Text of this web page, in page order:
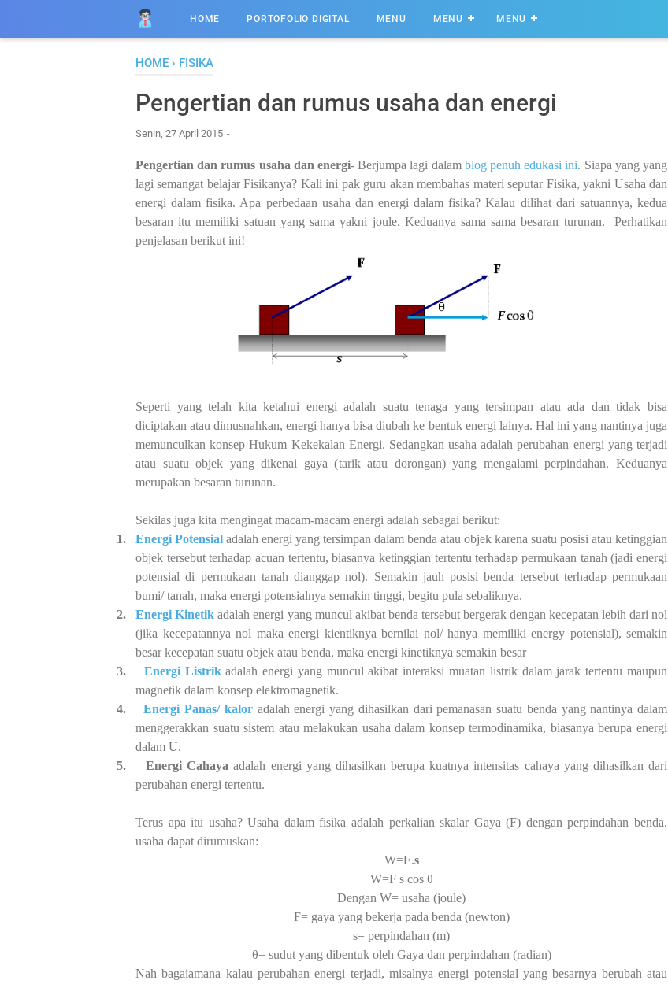
HOME PORTOFOLIO DIGITAL MENU MENU MENU
HOME › FISIKA
Pengertian dan rumus usaha dan energi
Senin, 27 April 2015
Pengertian dan rumus usaha dan energi- Berjumpa lagi dalam blog penuh edukasi ini. Siapa yang yang
lagi semangat belajar Fisikanya? Kali ini pak guru akan membahas materi seputar Fisika, yakni Usaha dan
energi dalam fisika. Apa perbedaan usaha dan energi dalam fisika? Kalau dilihat dari satuannya, kedua
besaran itu memiliki satuan yang sama yakni joule. Keduanya sama sama besaran turunan. Perhatikan
penjelasan berikut ini!
Seperti yang telah kita ketahui energi adalah suatu tenaga yang tersimpan atau ada dan tidak bisa
diciptakan atau dimusnahkan, energi hanya bisa diubah ke bentuk energi lainya. Hal ini yang nantinya juga
memunculkan konsep Hukum Kekekalan Energi. Sedangkan usaha adalah perubahan energi yang terjadi
atau suatu objek yang dikenai gaya (tarik atau dorongan) yang mengalami perpindahan. Keduanya
merupakan besaran turunan.
Sekilas juga kita mengingat macam-macam energi adalah sebagai berikut:
1.
Energi Potensial adalah energi yang tersimpan dalam benda atau objek karena suatu posisi atau ketinggian
objek tersebut terhadap acuan tertentu, biasanya ketinggian tertentu terhadap permukaan tanah (jadi energi
potensial di permukaan tanah dianggap nol). Semakin jauh posisi benda tersebut terhadap permukaan
bumi/ tanah, maka energi potensialnya semakin tinggi, begitu pula sebaliknya.
2.
Energi Kinetik adalah energi yang muncul akibat benda tersebut bergerak dengan kecepatan lebih dari nol
(jika kecepatannya nol maka energi kientiknya bernilai nol/ hanya memiliki energy potensial), semakin
besar kecepatan suatu objek atau benda, maka energi kinetiknya semakin besar
3.
Energi Listrikadalah energi yang muncul akibat interaksi muatan listrik dalam jarak tertentu maupun
magnetik dalam konsep elektromagnetik.
4.
Energi Panas/ kalor adalah energi yang dihasilkan dari pemanasan suatu benda yang nantinya dalam
menggerakkan suatu sistem atau melakukan usaha dalam konsep termodinamika, biasanya berupa energi
dalam U.
5.
Energi Cahaya adalah energi yang dihasilkan berupa kuatnya intensitas cahaya yang dihasilkan dari
perubahan energi tertentu.
Terus apa itu usaha? Usaha dalam fisika adalah perkalian skalar Gaya (F) dengan perpindahan benda.
usaha dapat dirumuskan:
W=F.s
W=F s cos θ
Dengan W= usaha (joule)
F= gaya yang bekerja pada benda (newton)
s= perpindahan (m)
θ= sudut yang dibentuk oleh Gaya dan perpindahan (radian)
Nah bagaiamana kalau perubahan energi terjadi, misalnya energi potensial yang besarnya berubah atau